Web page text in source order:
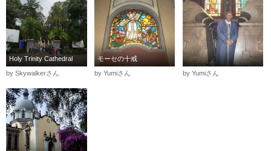
Holy Trinity Cathedral
by Skywalkerさん
モーセの十戒
by Yumiさん
by Yumiさん